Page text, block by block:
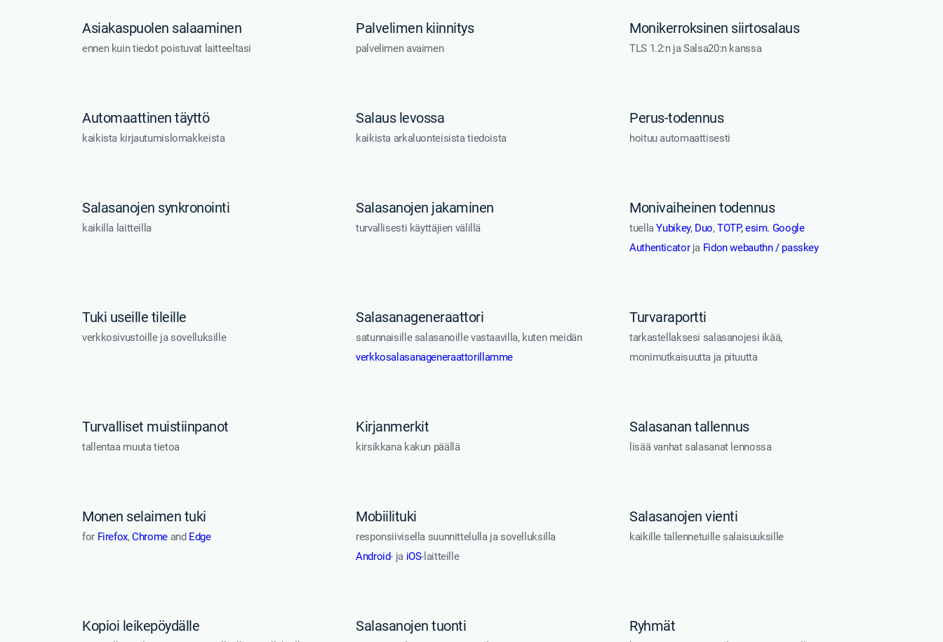
Asiakaspuolen salaaminen
ennen kuin tiedot poistuvat laitteeltasi
Palvelimen kiinnitys
palvelimen avaimen
Monikerroksinen siirtosalaus
TLS 1.2:n ja Salsa20:n kanssa
Automaattinen täyttö
kaikista kirjautumislomakkeista
Salaus levossa
kaikista arkaluonteisista tiedoista
Perus-todennus
hoituu automaattisesti
Salasanojen synkronointi
kaikilla laitteilla
Salasanojen jakaminen
turvallisesti käyttäjien välillä
Monivaiheinen todennus
tuellaYubikey, Duo,TOTP, esim. Google
Authenticatorja Fidon webauthn / passkey
Tuki useille tileille
verkkosivustoille ja sovelluksille
Salasanageneraattori
satunnaisille salasanoille vastaavilla, kuten meidän
verkkosalasanageneraattorillamme
Turvaraportti
tarkastellaksesi salasanojesi ikää,
monimutkaisuutta ja pituutta
Turvalliset muistiinpanot
tallentaa muuta tietoa
Kirjanmerkit
kirsikkana kakun päällä
Salasanan tallennus
lisää vanhat salasanat lennossa
Monen selaimen tuki
for Firefox,Chromeand Edge
Mobiilituki
responsiivisella suunnittelulla ja sovelluksilla
Android- ja iOS-laitteille
Salasanojen vienti
kaikille tallennetuille salaisuuksille
Kopioi leikepöydälle Salasanojen tuonti Ryhmät